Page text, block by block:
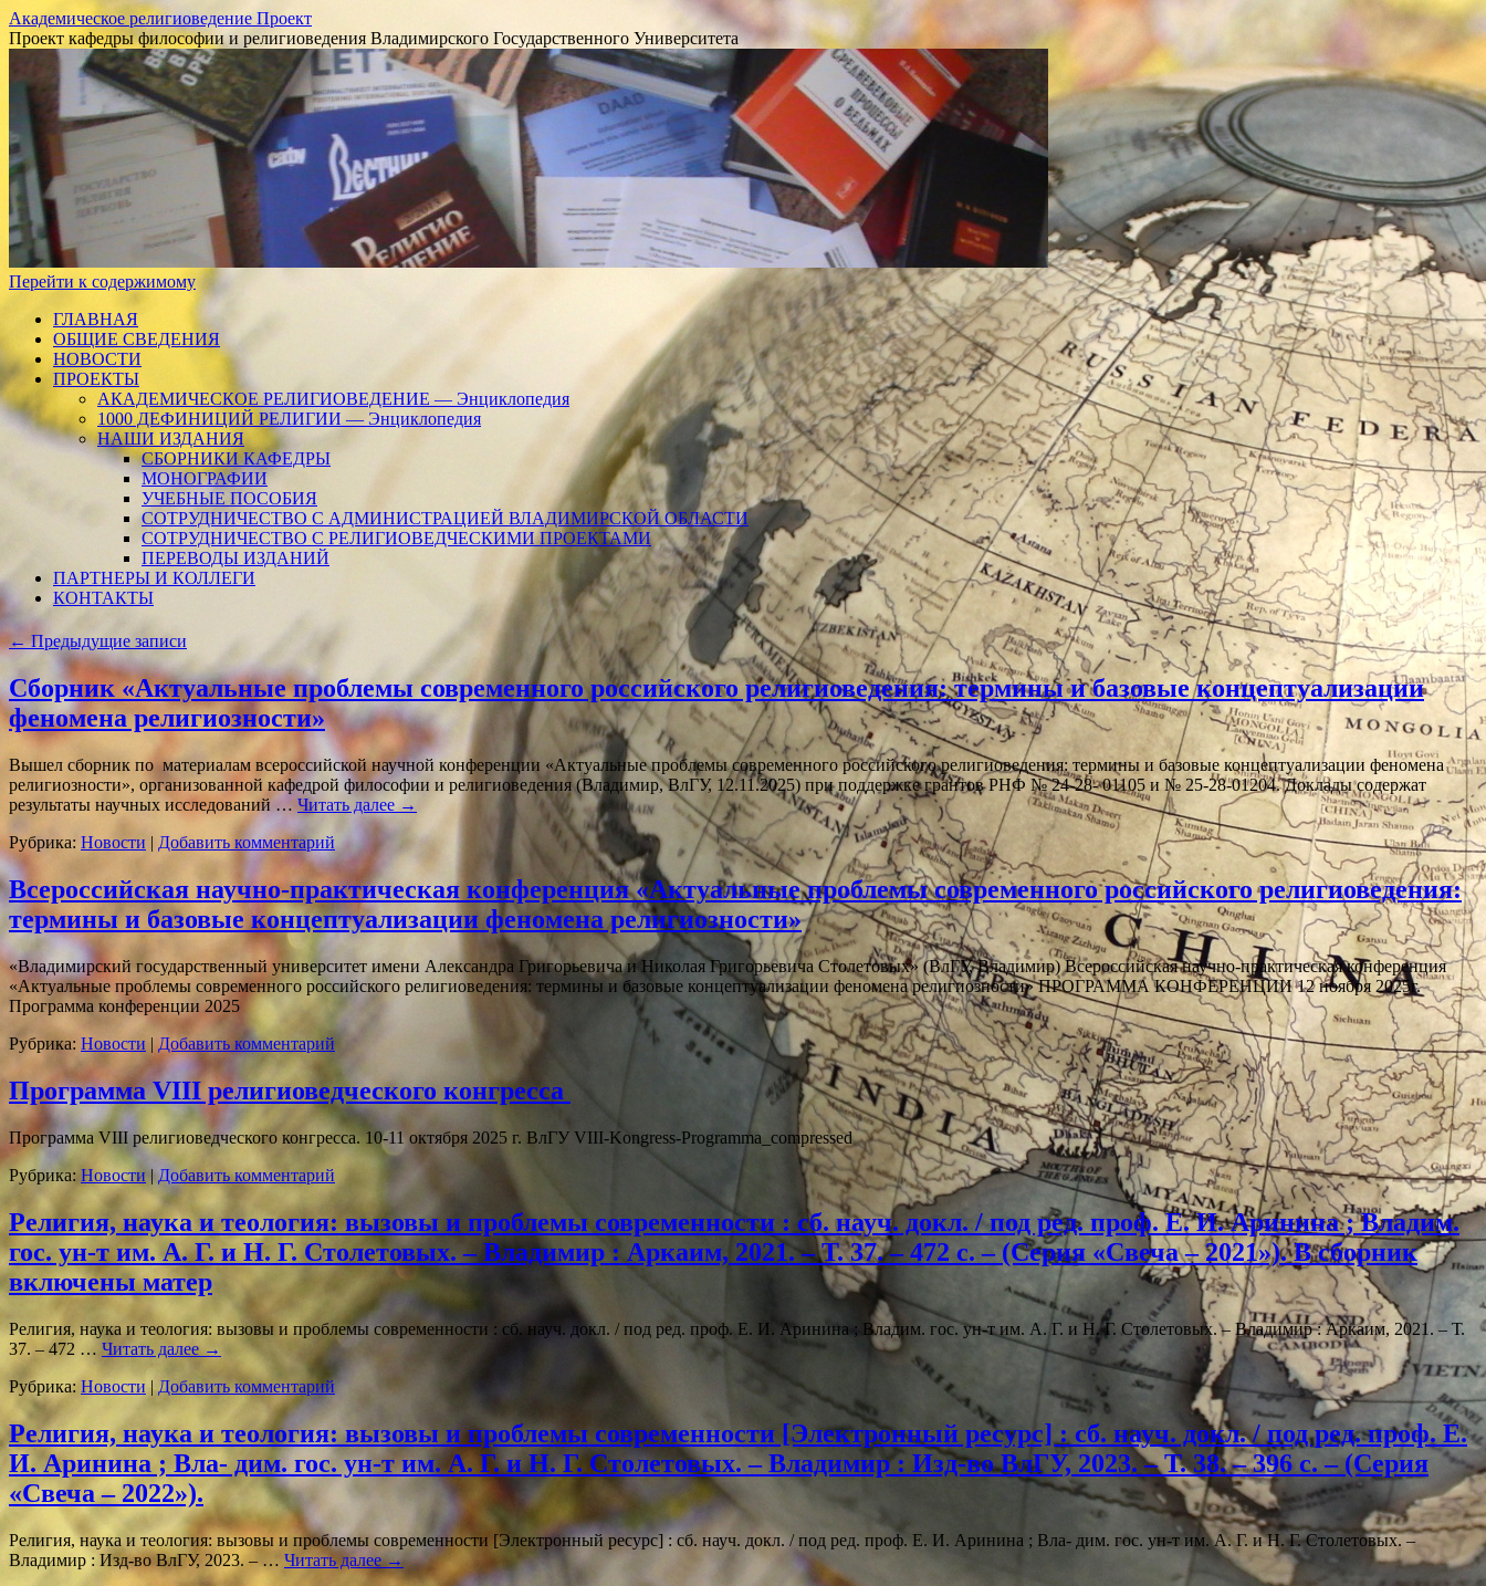
Академическое религиоведение Проект
Проект кафедры философии и религиоведения Владимирского Государственного Университета
Перейти к содержимому
ГЛАВНАЯ
ОБЩИЕ СВЕДЕНИЯ
НОВОСТИ
ПРОЕКТЫ
АКАДЕМИЧЕСКОЕ РЕЛИГИОВЕДЕНИЕ — Энциклопедия
1000 ДЕФИНИЦИЙ РЕЛИГИИ — Энциклопедия
НАШИ ИЗДАНИЯ
СБОРНИКИ КАФЕДРЫ
МОНОГРАФИИ
УЧЕБНЫЕ ПОСОБИЯ
СОТРУДНИЧЕСТВО С АДМИНИСТРАЦИЕЙ ВЛАДИМИРСКОЙ ОБЛАСТИ
СОТРУДНИЧЕСТВО С РЕЛИГИОВЕДЧЕСКИМИ ПРОЕКТАМИ
ПЕРЕВОДЫ ИЗДАНИЙ
ПАРТНЕРЫ И КОЛЛЕГИ
КОНТАКТЫ
←Предыдущие записи
Сборник «Актуальные проблемы современного российского религиоведения: термины и базовые концептуализации
феномена религиозности»
Вышел сборник по материалам всероссийской научной конференции «Актуальные проблемы современного российского религиоведения: термины и базовые концептуализации феномена
религиозности», организованной кафедрой философии и религиоведения (Владимир, ВлГУ, 12.11.2025) при поддержке грантов РНФ № 24-28- 01105 и № 25-28-01204. Доклады содержат
результаты научных исследований …Читать далее →
Рубрика: Новости | Добавить комментарий
Всероссийская научно-практическая конференция «Актуальные проблемы современного российского религиоведения:
термины и базовые концептуализации феномена религиозности»
«Владимирский государственный университет имени Александра Григорьевича и Николая Григорьевича Столетовых» (ВлГУ, Владимир) Всероссийская научно-практическая конференция
«Актуальные проблемы современного российского религиоведения: термины и базовые концептуализации феномена религиозности» ПРОГРАММА КОНФЕРЕНЦИИ 12 ноября 2025г.
Программа конференции 2025
Рубрика: Новости | Добавить комментарий
Программа VIII религиоведческого конгресса
Программа VIII религиоведческого конгресса. 10-11 октября 2025 г. ВлГУ VIII-Kongress-Programma_compressed
Рубрика: Новости | Добавить комментарий
Религия, наука и теология: вызовы и проблемы современности : сб. науч. докл. / под ред. проф. Е. И. Аринина ; Владим.
гос. ун-т им. А. Г. и Н. Г. Столетовых. – Владимир : Аркаим, 2021. – Т. 37. – 472 с. – (Серия «Свеча – 2021»). В сборник
включены матер
Религия, наука и теология: вызовы и проблемы современности : сб. науч. докл. / под ред. проф. Е. И. Аринина ; Владим. гос. ун-т им. А. Г. и Н. Г. Столетовых. – Владимир : Аркаим, 2021. – Т.
37. – 472 … Читать далее →
Рубрика: Новости | Добавить комментарий
Религия, наука и теология: вызовы и проблемы современности [Электронный ресурс] : сб. науч. докл. / под ред. проф. Е.
И. Аринина ; Вла- дим. гос. ун-т им. А. Г. и Н. Г. Столетовых. – Владимир : Изд-во ВлГУ, 2023. – Т. 38. – 396 с. – (Серия
«Свеча – 2022»).
Религия, наука и теология: вызовы и проблемы современности [Электронный ресурс] : сб. науч. докл. / под ред. проф. Е. И. Аринина ; Вла- дим. гос. ун-т им. А. Г. и Н. Г. Столетовых. –
Владимир : Изд-во ВлГУ, 2023. – … Читать далее→